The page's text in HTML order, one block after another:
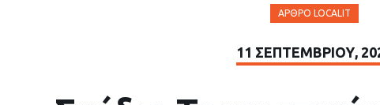
ΆΡΘΡΟ LOCALIT
11 ΣΕΠΤΕΜΒΡΊΟΥ,